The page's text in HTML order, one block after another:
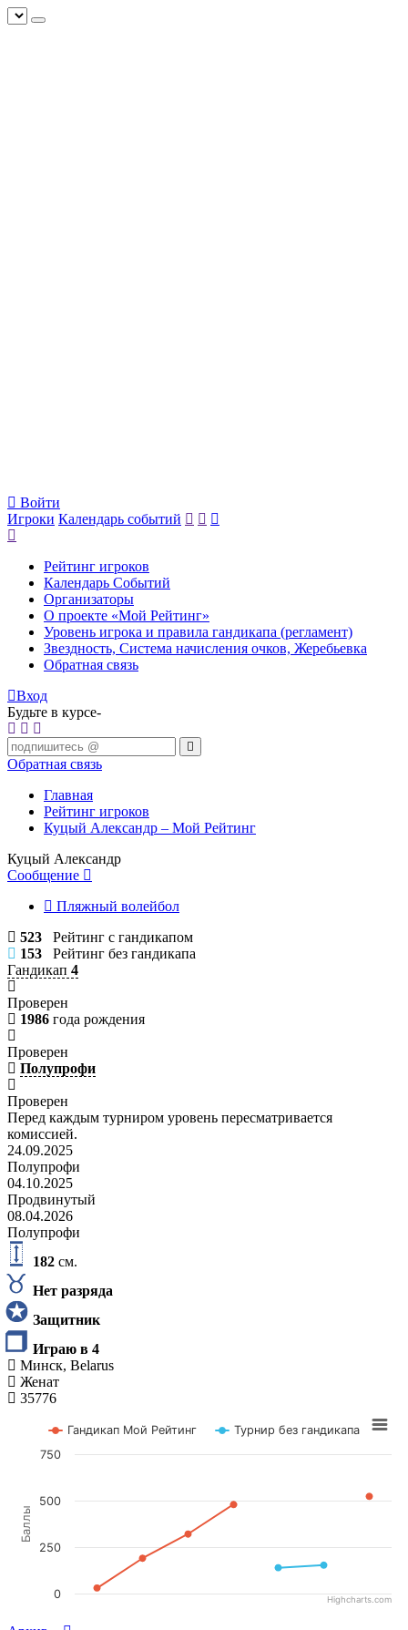
Войти
Игроки Календарь событий
Рейтинг игроков
Календарь Событий
Организаторы
О проекте «Мой Рейтинг»
Уровень игрока и правила гандикапа (регламент)
Звездность, Система начисления очков, Жеребьевка
Обратная связь
Вход
Будьте в курсе-
Обратная связь
Главная
Рейтинг игроков
Куцый Александр – Мой Рейтинг
Куцый Александр
Сообщение
Пляжный волейбол
523 Рейтинг с гандикапом
153 Рейтинг без гандикапа
Гандикап 4
Проверен
1986 года рождения
Проверен
Полупрофи
Проверен
Перед каждым турниром уровень пересматривается
комиссией.
24.09.2025
Полупрофи
04.10.2025
Продвинутый
08.04.2026
Полупрофи
182 см.
Нет разряда
Защитник
Играю в 4
Минск, Belarus
Женат
35776
Баллы
Гандикап Мой Рейтинг Турнир без гандикапа
0
250
500
750
Highcharts.com